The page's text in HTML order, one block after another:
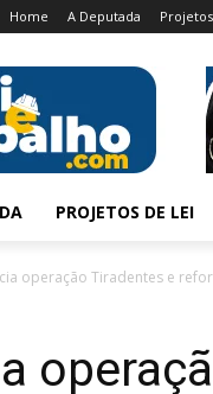
Home A Deputada
PROJETOS DE LEI
operação Tiradentes e